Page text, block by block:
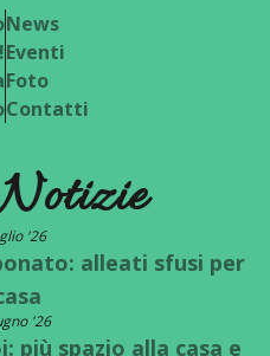
News
Eventi
Foto
Contatti
'26
alleati sfusi per
'26
più spazio alla casa e